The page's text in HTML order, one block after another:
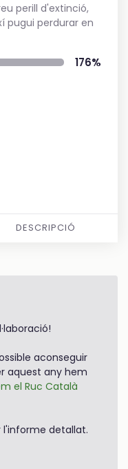
perill d'extinció,
pugui perdurar en
176%
DESCRIPCIÓ
aconseguir
aquest any hem
el Ruc Català
detallat.